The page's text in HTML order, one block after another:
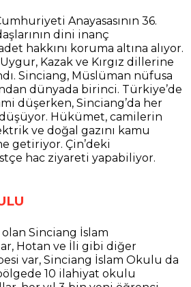
Anayasasının 36.
dini inanç
hakkını koruma altına alıyor.
Kazak ve Kırgız dillerine
Sinciang, Müslüman nüfusa
dünyada birinci. Türkiye’de
düşerken, Sinciang’da her
Hükümet, camilerin
ve doğal gazını kamu
getiriyor. Çin’deki
hac ziyareti yapabiliyor.
Sinciang İslam
Hotan ve İli gibi diğer
var, Sinciang İslam Okulu da
10 ilahiyat okulu